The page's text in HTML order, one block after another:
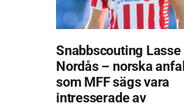
Snabbscouting Lasse
Nordås – norska
som MFF sägs vara
intresserade av